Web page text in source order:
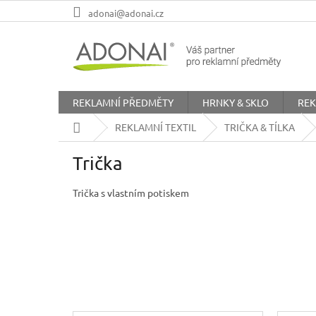
na
adonai@adonai.cz
REKLAMNÍ PŘEDMĚTY HRNKY & SKLO
Domů
REKLAMNÍ TEXTIL TRIČKA & TÍLKA
Trička
Trička s vlastním potiskem